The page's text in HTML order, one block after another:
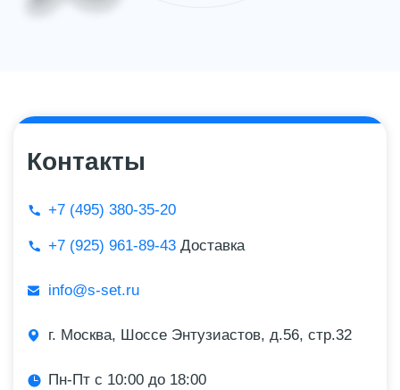
Контакты
+7 (495) 380-35-20
+7 (925) 961-89-43 Доставка
info@s-set.ru
г. Москва, Шоссе Энтузиастов, д.56, стр.32
Пн-Пт с 10:00 до 18:00